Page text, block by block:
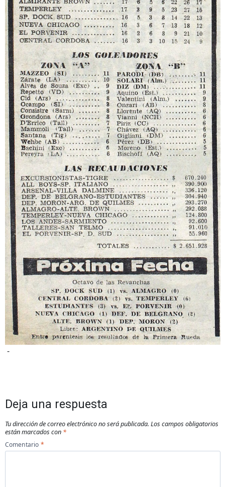
-
Deja una respuesta
Tu dirección de correo electrónico no será publicada. Los campos obligatorios
están marcados con *
Comentario *